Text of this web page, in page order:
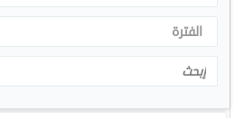
الفترة
Search